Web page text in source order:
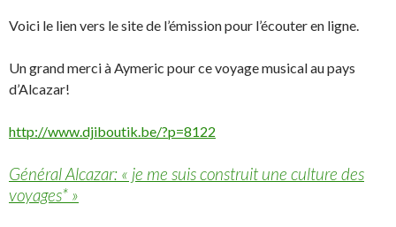
Voici le lien vers le site de l’émission pour l’écouter en ligne.
Un grand merci à Aymeric pour ce voyage musical au pays
d’Alcazar!
http://www.djiboutik.be/?p=8122
Général Alcazar: « je me suis construit une culture des
voyages* »